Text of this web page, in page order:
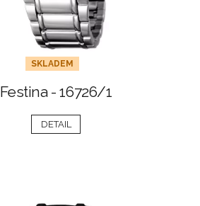
SKLADEM
Festina - 16726/1
DETAIL